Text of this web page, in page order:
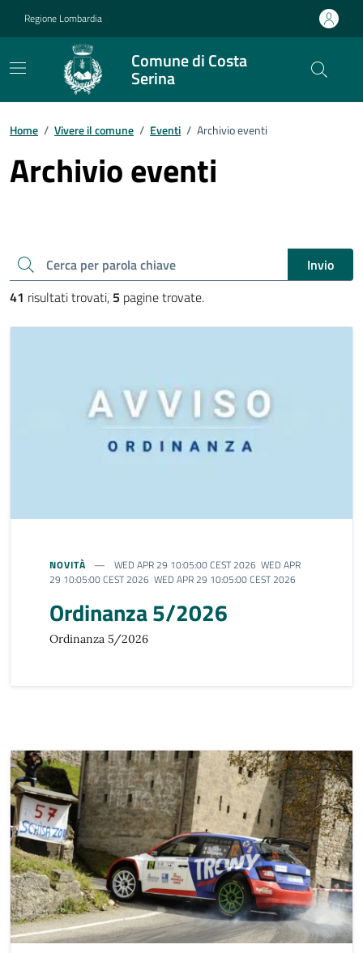
Regione Lombardia
Comune di Costa
Serina
Home / Vivere il comune / Eventi / Archivio eventi
Archivio eventi
Cerca una parola chiave
Invio
41 risultati trovati, 5 pagine trovate.
NOVITÀ
WED APR 29 10:05:00 CEST 2026 WED APR
29 10:05:00 CEST 2026 WED APR 29 10:05:00 CEST 2026
Ordinanza 5/2026
Ordinanza 5/2026